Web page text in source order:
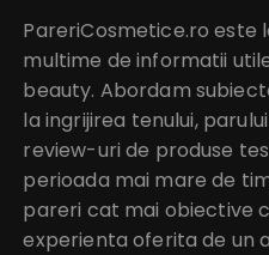
PareriCosmetice.ro este
multime de informatii
beauty. Abordam
la ingrijirea tenului,
review-uri de produse
perioada mai mare de
pareri cat mai obiective
experienta oferita de un